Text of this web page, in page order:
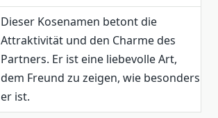
Dieser Kosenamen betont die
Attraktivität und den Charme des
Partners. Er ist eine liebevolle Art,
dem Freund zu zeigen, wie besonders
er ist.